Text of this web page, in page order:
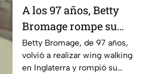
A los 97 años, Betty
Bromage rompe su
propio récord Guinness
en las alturas
Betty Bromage, de 97 años,
volvió a realizar wing walking
en Inglaterra y rompió su